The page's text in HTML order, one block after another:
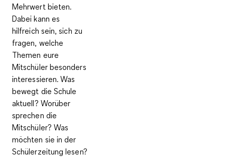
Mehrwert bieten.
Dabei kann es
hilfreich sein, sich zu
fragen, welche
Themen eure
Mitschüler besonders
interessieren.Was
bewegt die Schule
aktuell? Worüber
sprechen die
Mitschüler? Was
möchten sie in der
Schülerzeitung lesen?